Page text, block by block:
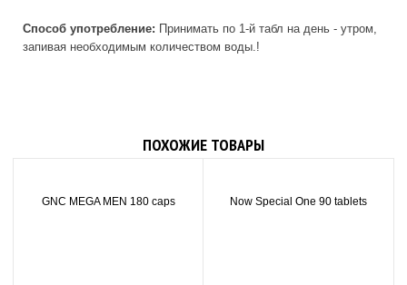
Способ употребление: Принимать по 1-й табл на день - утром,
запивая необходимым количеством воды.!
ПОХОЖИЕ ТОВАРЫ
GNC MEGA MEN 180 caps Now Special One 90 tablets